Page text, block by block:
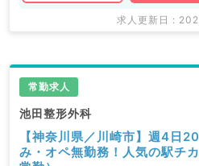
求人更新日 :
常勤求人
池田整形外科
【神奈川県／川崎市】週4日
み・オペ無勤務！人気の駅チ